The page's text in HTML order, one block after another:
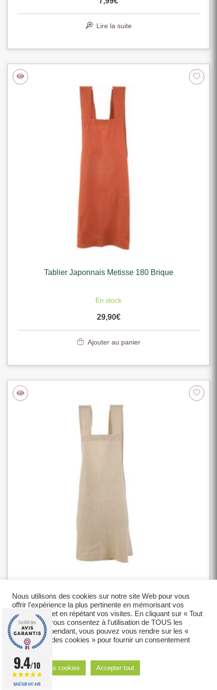
Lire la suite
Tablier Japonnais Metisse 180 Brique
En stock
29,90€
Ajouter au panier
En stock
29,90€
Ajouter au panier
Nous utilisons des cookies sur notre site Web pour vous
offrir l'expérience la plus pertinente en mémorisant vos
préférences et en répétant vos visites. En cliquant sur « Tout
accepter », vous consentez à l'utilisation de TOUS les
cookies. Cependant, vous pouvez vous rendre sur les «
Paramètres des cookies » pour fournir un consentement
contrôlé.
Réglages des cookies Accepter tout
9.4/10
BASÉ SUR 647 AVIS